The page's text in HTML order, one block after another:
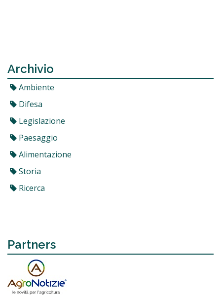
Archivio
Ambiente
Difesa
Legislazione
Paesaggio
Alimentazione
Storia
Ricerca
Partners